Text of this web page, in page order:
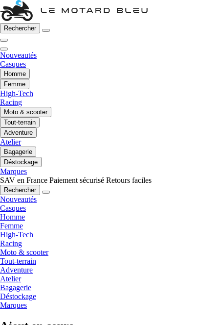
Rechercher
Nouveautés
Casques
Homme
Femme
High-Tech
Racing
Moto & scooter
Tout-terrain
Adventure
Atelier
Bagagerie
Déstockage
Marques
SAV en France Paiement sécurisé Retours faciles
Rechercher
Nouveautés
Casques
Homme
Femme
High-Tech
Racing
Moto & scooter
Tout-terrain
Adventure
Atelier
Bagagerie
Déstockage
Marques